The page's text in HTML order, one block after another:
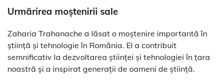
Urmărirea moștenirii sale
Zaharia Trahanache a lăsat o moștenire importantă în
știință și tehnologie în România. El a contribuit
semnificativ la dezvoltarea științei și tehnologiei în țara
noastră și a inspirat generații de oameni de știință.